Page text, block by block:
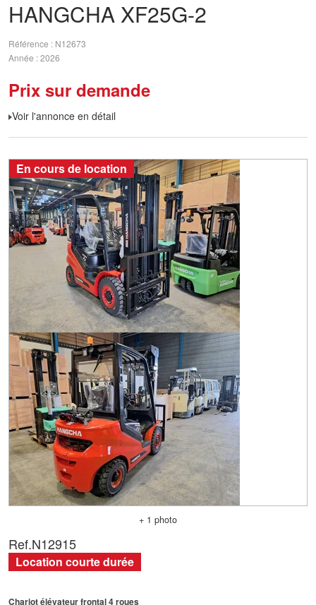
HANGCHA XF25G-2
Référence
N12673
Année 2026
Prix sur demande
Voir l'annonce en détail
En cours de location
+ 1 photo
Chariot élévateur frontal 4 roues
Ref.N12915
Location courte durée